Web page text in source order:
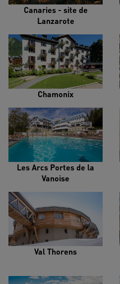
Canaries - site de
Lanzarote
Chamonix
Les Arcs Portes de la
Vanoise
Val Thorens